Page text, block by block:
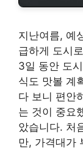
지난여름, 예
급하게 도시
3일 동안 도
식도 맛볼 계
다 보니 편안
는 것이 중요
았습니다. 처
만, 가격대가